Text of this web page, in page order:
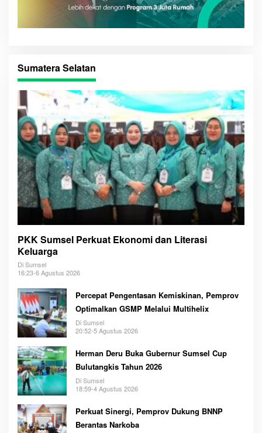
Sumatera Selatan
PKK Sumsel Perkuat Ekonomi dan Literasi
Keluarga
Di Sumsel
16:23-6 Agustus 2026
Percepat Pengentasan Kemiskinan, Pemprov
Optimalkan GSMP Melalui Multihelix
Di Sumsel
20:52-5 Agustus 2026
Herman Deru Buka Gubernur Sumsel Cup
Bulutangkis Tahun 2026
Di Sumsel
18:59-4 Agustus 2026
Perkuat Sinergi, Pemprov Dukung BNNP
Berantas Narkoba